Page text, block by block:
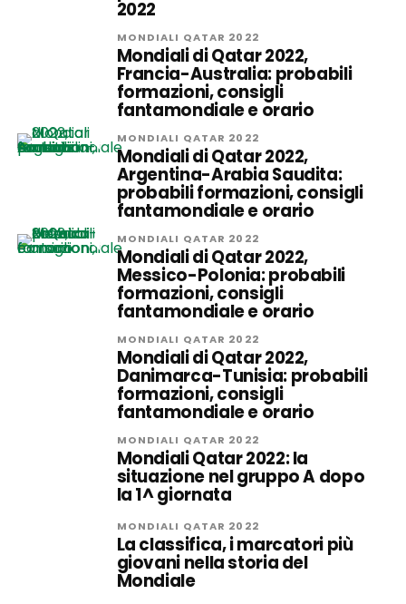
2022
MONDIALI QATAR 2022
Mondiali di Qatar 2022,
Francia-Australia: probabili
formazioni, consigli
fantamondiale e orario
MONDIALI QATAR 2022
Mondiali di Qatar 2022,
Argentina-Arabia Saudita:
probabili formazioni, consigli
fantamondiale e orario
MONDIALI QATAR 2022
Mondiali di Qatar 2022,
Messico-Polonia: probabili
formazioni, consigli
fantamondiale e orario
MONDIALI QATAR 2022
Mondiali di Qatar 2022,
Danimarca-Tunisia: probabili
formazioni, consigli
fantamondiale e orario
MONDIALI QATAR 2022
Mondiali Qatar 2022: la
situazione nel gruppo A dopo
la 1^ giornata
MONDIALI QATAR 2022
La classifica, i marcatori più
giovani nella storia del
Mondiale